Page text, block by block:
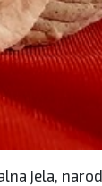
jela,